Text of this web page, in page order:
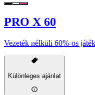
PRO X 60
Vezeték nélküli 60%-os
Különleges ajánlat